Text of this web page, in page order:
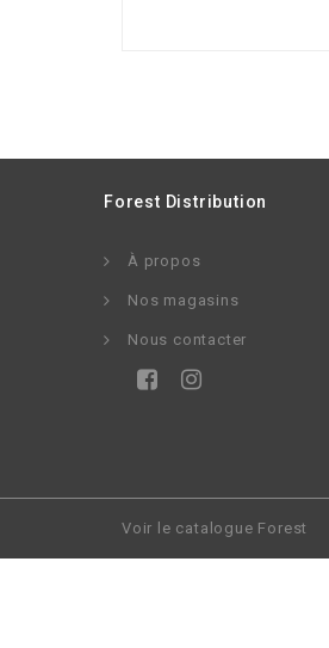
Forest Distribution
À propos
Nos magasins
Nous contacter
Voir le catalogue Forest